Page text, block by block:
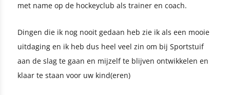
met name op de hockeyclub als trainer en coach.
Dingen die ik nog nooit gedaan heb zie ik als een mooie
uitdaging en ik heb dus heel veel zin om bij Sportstuif
aan de slag te gaan en mijzelf te blijven ontwikkelen en
klaar te staan voor uw kind(eren)